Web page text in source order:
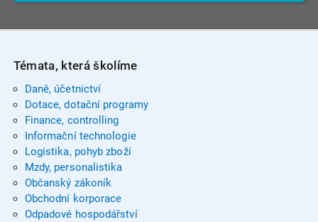
Témata, která školíme
Daně, účetnictví
Dotace, dotační programy
Finance, controlling
Informační technologie
Logistika, pohyb zboží
Mzdy, personalistika
Občanský zákoník
Obchodní korporace
Odpadové hospodářství